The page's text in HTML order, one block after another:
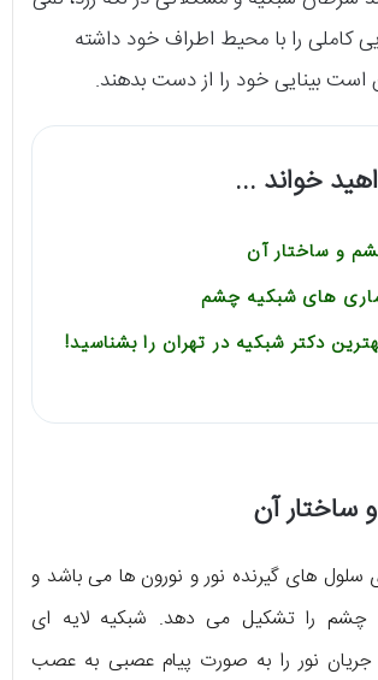
کاملی را با محیط اطراف خود داشته
بینایی خود را از دست بدهند.
خواند ...
و ساختار آن
های شبکیه چشم
ساختار آن
سلول های گیرنده نور و نورون ها می باشد و
چشم را تشکیل می دهد. شبکیه لایه ای
نور را به صورت پیام عصبی به عصب